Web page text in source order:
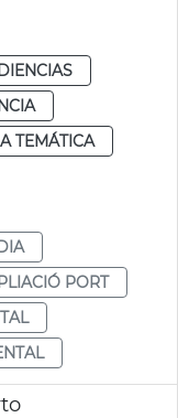
TEMÁTICA
PORT